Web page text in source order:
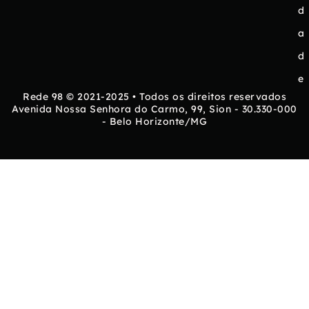
d
a
d
e
Rede 98 © 2021-2025 • Todos os direitos reservados
Avenida Nossa Senhora do Carmo, 99, Sion - 30.330-000
- Belo Horizonte/MG